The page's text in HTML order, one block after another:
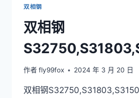
双相钢
双相钢
作者 fly99fox 2024 年 3 月 20 日
双相钢